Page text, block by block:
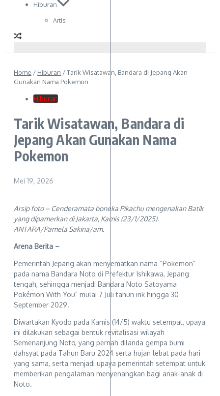
Hiburan
Artis
Home / Hiburan /Tarik Wisatawan, Bandara di Jepang Akan
Gunakan Nama Pokemon
Hiburan
Tarik Wisatawan, Bandara di
Jepang Akan Gunakan Nama
Pokemon
Mei 19, 2026
Arsip foto – Cenderamata boneka Pikachu mengenakan Batik
yang dipamerkan di Jakarta, Kamis (23/1/2025).
ANTARA/Pamela Sakina/am.
Arena Berita –
Pemerintah Jepang akan menyematkan nama “Pokemon”
pada nama Bandara Noto di Prefektur Ishikawa, Jepang
tengah, sehingga menjadi Bandara Noto Satoyama
Pokémon With You” mulai 7 Juli tahun ink hingga 30
September 2029.
Diwartakan Kyodo pada Kamis (14/5) waktu setempat, upaya
ini dilakukan sebagai bentuk revitalisasi wilayah
Semenanjung Noto, yang pernah dilanda gempa bumi
dahsyat pada Tahun Baru 2024 serta hujan lebat pada hari
yang sama, serta menjadi upaya pemerintah setempat untuk
memberikan pengalaman menyenangkan bagi anak-anak di
Noto.